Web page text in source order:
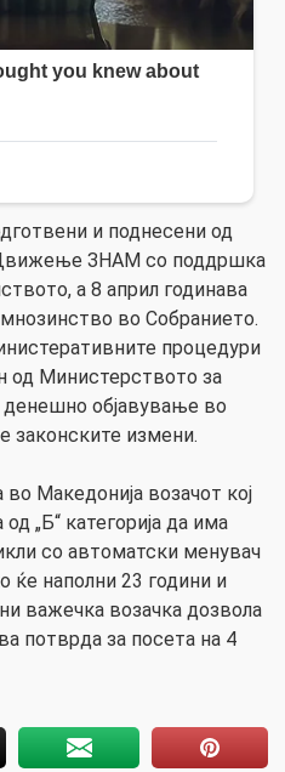
и поднесени од
Движење ЗНАМ со поддршка
а 8 април годинава
во Собранието.
процедури
од Министерството за
објавување во
законските измени.
Македонија возачот кој
„Б“ категорија да има
со автоматски менувач
ќе наполни 23 години и
важечка возачка дозвола
потврда за посета на 4